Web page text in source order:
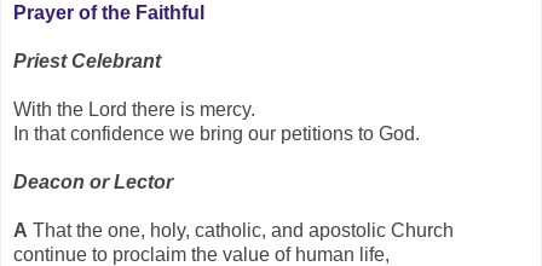
Prayer of the Faithful
Priest Celebrant
With the Lord there is mercy.
In that confidence we bring our petitions to God.
Deacon or Lector
A That the one, holy, catholic, and apostolic Church
continue to proclaim the value of human life,